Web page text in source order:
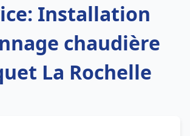
Installation
chaudière
La Rochelle